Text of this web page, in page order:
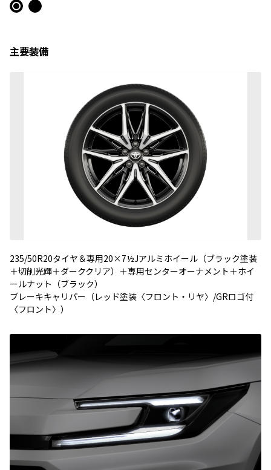
主要装備
235/50R20タイヤ＆専用20×7½Jアルミホイール（ブラック塗装
＋切削光輝＋ダーククリア）＋専用センターオーナメント＋ホイ
ールナット（ブラック）
ブレーキキャリパー（レッド塗装〈フロント・リヤ〉/GRロゴ付
〈フロント〉）